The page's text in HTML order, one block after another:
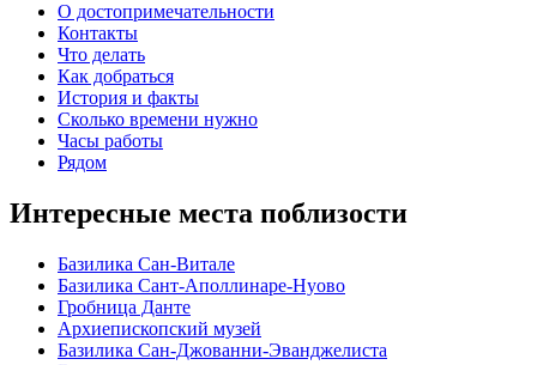
О достопримечательности
Контакты
Что делать
Как добраться
История и факты
Сколько времени нужно
Часы работы
Рядом
Интересные места поблизости
Базилика Сан-Витале
Базилика Сант-Аполлинаре-Нуово
Гробница Данте
Архиепископский музей
Базилика Сан-Джованни-Эванджелиста